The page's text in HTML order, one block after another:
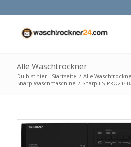
Alle Waschtrockner
Du bist hier: Startseite / Alle
Sharp Waschmaschine / Sharp ES-